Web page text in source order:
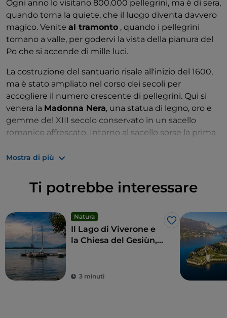
Ogni anno lo visitano 800.000 pellegrini, ma è di sera,
quando torna la quiete, che il luogo diventa davvero
magico. Venite al tramonto , quando i pellegrini
tornano a valle, per godervi la vista della pianura del
Po che si accende di mille luci.
La costruzione del santuario risale all'inizio del 1600,
ma è stato ampliato nel corso dei secoli per
accogliere il numero crescente di pellegrini. Qui si
venera la Madonna Nera, una statua di legno, oro e
gemme del XIII secolo conservato in un sacello
romanico affrescato. Intorno al sacello sorse la prima
secentesca. Oggi l'intero complesso ha 700.
Nuova, il Museo dei Tesori, l'Appartamento Reale, il
alla vita della Madonna.
Su prenotazione, l' Osservatorio Meteosismico
Una curiosità: nell'angolo nord-ovest della chiesa è
ancora visibile un
antico masso erratico detto
Pietra della vita
e anticamente legato al culto della
fertilità. Secondo la leggenda sant'Eusebio nascose
Mostra di più
Ti potrebbe interessare
Natura
Like
Il Lago di Viverone e
la Chiesa del Gesiùn,
piemontese
3 minuti